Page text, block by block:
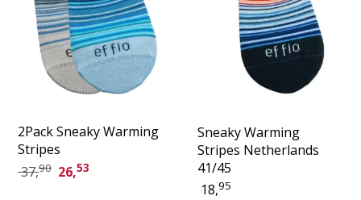
2Pack Sneaky Warming
Stripes
37,90 26,53
Sneaky Warming
Stripes Netherlands
41/45
18,95